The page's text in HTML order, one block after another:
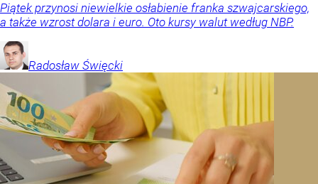
Piątek przynosi niewielkie osłabienie franka szwajcarskiego,
a także wzrost dolara i euro. Oto kursy walut według NBP.
Radosław Święcki